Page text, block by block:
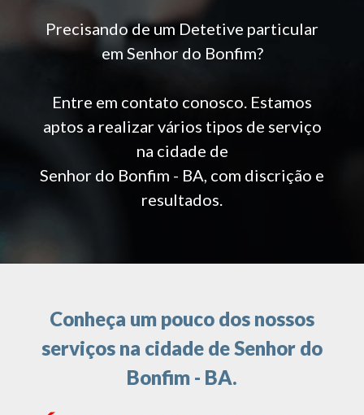
Precisando de um Detetive particular
em Senhor do Bonfim?
Entre em contato conosco. Estamos
aptos a realizar vários tipos de serviço
na cidade de
Senhor do Bonfim - BA, com discrição e
resultados.
Conheça um pouco dos nossos
serviços na cidade de Senhor do
Bonfim - BA.